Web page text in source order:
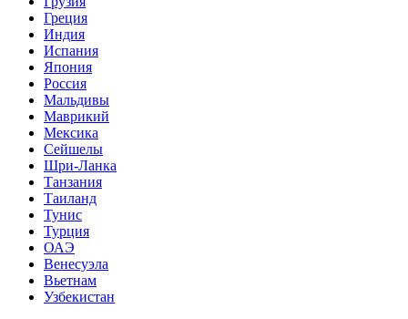
Греция
Индия
Испания
Япония
Россия
Мальдивы
Маврикий
Мексика
Сейшелы
Шри-Ланка
Танзания
Таиланд
Тунис
Турция
ОАЭ
Венесуэла
Вьетнам
Узбекистан